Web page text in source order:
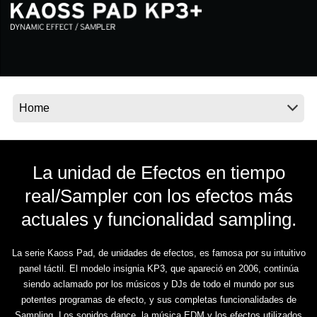
Noticias
La unidad de Efectos en tiempo
real/Sampler con los efectos más
actuales y funcionalidad sampling.
La serie Kaoss Pad, de unidades de efectos, es famosa por su intuitivo
panel táctil. El modelo insignia KP3, que apareció en 2006, continúa
siendo aclamado por los músicos y DJs de todo el mundo por sus
potentes programas de efecto, y sus completas funcionalidades de